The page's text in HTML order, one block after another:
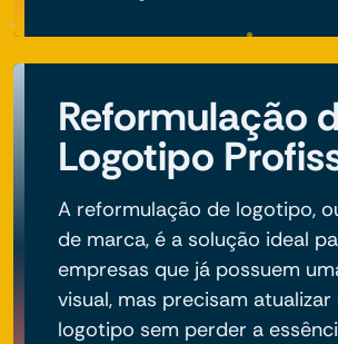
Reformulação
Logotipo
A reformulação de logotipo,
de marca, é a solução ideal
empresas que já possuem
visual, mas precisam
logotipo sem perder a